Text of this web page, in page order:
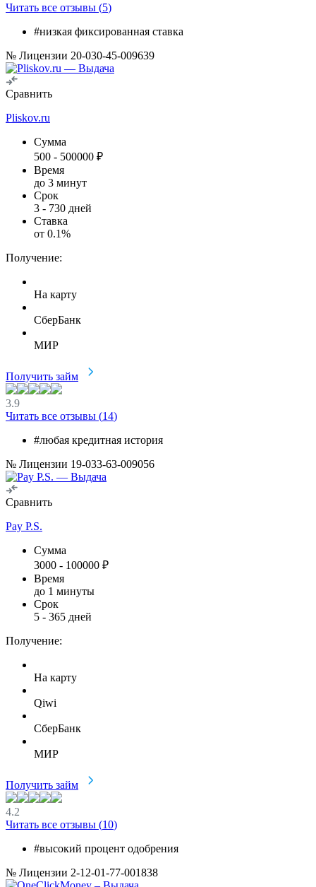
Читать все отзывы (5)
#низкая фиксированная ставка
№ Лицензии 20-030-45-009639
Сравнить
Pliskov.ru
Сумма
500 - 500000 ₽
Время
до 3 минут
Срок
3 - 730 дней
Ставка
от 0.1%
Получение:
На карту
СберБанк
МИР
Получить займ
3.9
Читать все отзывы (14)
#любая кредитная история
№ Лицензии 19-033-63-009056
Сравнить
Pay P.S.
Сумма
3000 - 100000 ₽
Время
до 1 минуты
Срок
5 - 365 дней
Получение:
На карту
Qiwi
СберБанк
МИР
Получить займ
4.2
Читать все отзывы (10)
#высокий процент одобрения
№ Лицензии 2-12-01-77-001838